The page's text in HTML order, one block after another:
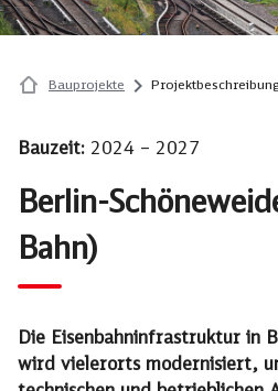
Bauprojekte
Bauzeit: 2024 – 2027
Berlin-
Bahn)
Die Eisenbahninfrastruktur in
wird vielerorts modernisiert,